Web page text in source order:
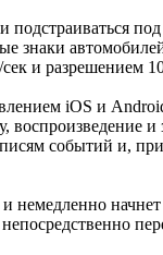
и разрешением
iOS и
событий и,
немедленно